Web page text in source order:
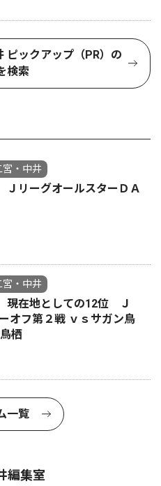
ピックアップ（PR）の
検索
宮・中井
リーグオールスターＤＡ
宮・中井
現在地としての12位 Ｊ
オフ第２戦 ｖｓサガン鳥
栖
一覧
編集室